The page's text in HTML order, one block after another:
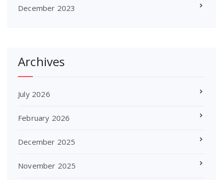
December 2023
Archives
July 2026
February 2026
December 2025
November 2025